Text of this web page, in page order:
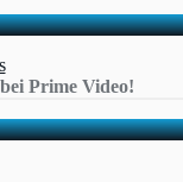
Prime Video!